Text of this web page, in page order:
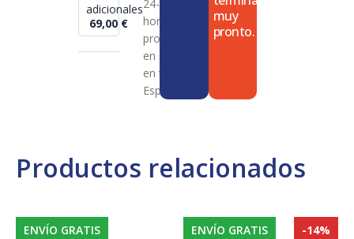
Productos relacionados
ENVÍO GRATIS ENVÍO GRATIS -14%
adicionales
69,00 €
24-72
horas en
productos
en stock
en toda
España
muy
pronto.